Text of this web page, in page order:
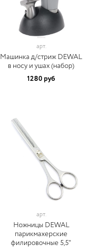
арт.
Машинка д/стриж DEWAL
в носу и ушах (набор)
1280 руб
арт.
Ножницы DEWAL
парикмахерские
филировочные 5,5"